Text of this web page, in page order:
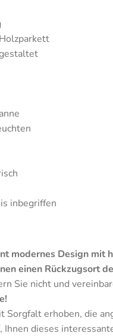
inbegriffen
modernes Design
einen Rückzugsort
Sie nicht und
erhoben, die
Ihnen dieses